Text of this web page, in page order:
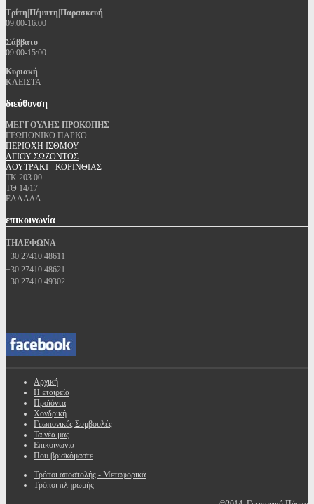
Τρίτη|Πέμπτη|Παρασκευή
09:00-16:00
Σάββατο
09:00-15:00
Κυριακή
ΚΛΕΙΣΤΑ
διεύθυνση
ΜΕΓΓΟΥΛΗΣ ΠΡΟΚΟΠΗΣ
ΓΕΩΠΟΝΙΚΟ ΠΑΡΚΟ
ΠΕΡΙΟΧΗ ΙΣΘΜΟΥ
ΑΓΙΟΥ ΣΩΖΟΝΤΟΣ
ΛΟΥΤΡΑΚΙ - ΚΟΡΙΝΘΙΑΣ
ΤΚ 203 00
ΤΘ 14/17
ΕΛΛΑΔΑ
επικοινωνία
ΤΗΛΕΦΩΝΑ
+30 27410 48611
+30 27410 48621
+30 27410 49302
Αρχική
Η εταιρεία
Προϊόντα
Χονδρική
Γεωπονικές Συμβουλές
Τα νέα μας
Επικοινωνία
Που βρισκόμαστε
Τρόποι αποστολής - Μεταφορικά
Τρόποι πληρωμής